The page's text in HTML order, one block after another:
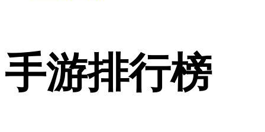
手游排行榜